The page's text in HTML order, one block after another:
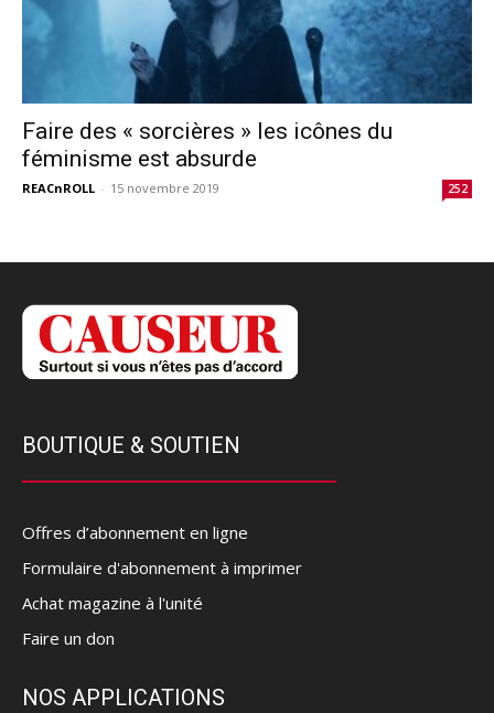
Faire des « sorcières » les icônes du
féminisme est absurde
REACnROLL - 15 novembre 2019 252
BOUTIQUE & SOUTIEN
Offres d’abonnement en ligne
Formulaire d'abonnement à imprimer
Achat magazine à l'unité
Faire un don
NOS APPLICATIONS